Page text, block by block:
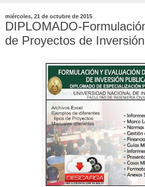
miércoles, 21 de octubre de 2015
DIPLOMADO-
de Proyectos de